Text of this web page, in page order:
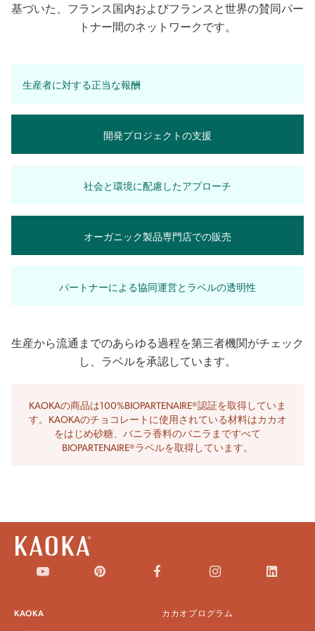
基づいた、フランス国内およびフランスと世界の賛同パー
トナー間のネットワークです。
生産者に対する正当な報酬
開発プロジェクトの支援
社会と環境に配慮したアプローチ
オーガニック製品専門店での販売
パートナーによる協同運営とラベルの透明性
生産から流通までのあらゆる過程を第三者機関がチェック
し、ラベルを承認しています。
KAOKAの商品は100%BIOPARTENAIRE®認証を取得していま
す。KAOKAのチョコレートに使用されている材料はカカオ
をはじめ砂糖、バニラ香料のバニラまですべて
BIOPARTENAIRE®ラベルを取得しています。
KAOKA カカオプログラム